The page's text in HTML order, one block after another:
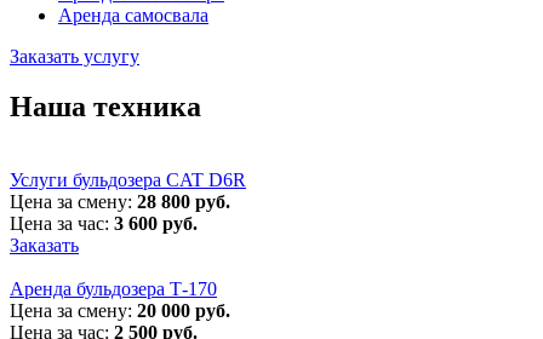
Аренда самосвала
Заказать услугу
Наша техника
Услуги бульдозера CAT D6R
Цена за смену: 28 800 руб.
Цена за час: 3 600 руб.
Заказать
Аренда бульдозера Т-170
Цена за смену: 20 000 руб.
Цена за час: 2 500 руб.